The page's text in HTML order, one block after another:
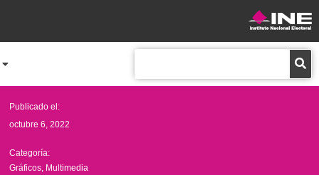
Publicado el:
octubre 6, 2022
Categoría:
Gráficos Multimedia